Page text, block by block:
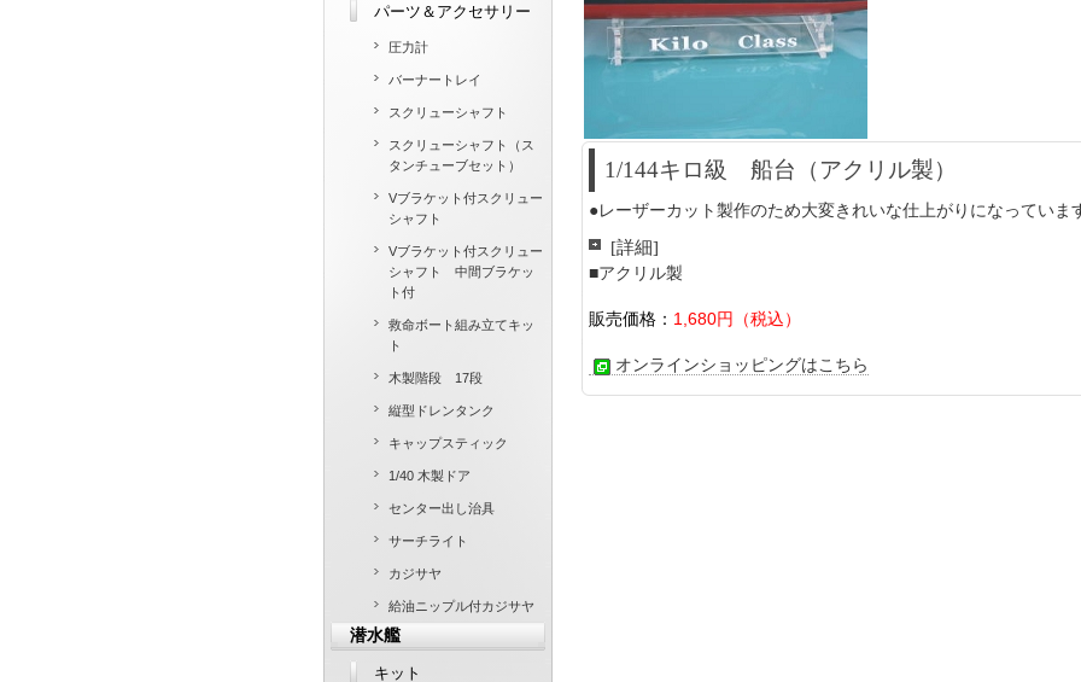
1/144キロ級 船台（アクリル製）
●レーザーカット製作のため大変きれいな仕上がりになっていま
[詳細]
■アクリル製
販売価格： 1,680円（税込）
オンラインショッピングはこちら
パーツ＆アクセサリー
圧力計
バーナートレイ
スクリューシャフト
スクリューシャフト（ス
タンチューブセット）
Vブラケット付スクリュー
シャフト
Vブラケット付スクリュー
シャフト 中間ブラケッ
ト付
救命ボート組み立てキッ
ト
木製階段 17段
縦型ドレンタンク
キャップスティック
1/40 木製ドア
センター出し治具
サーチライト
カジサヤ
給油ニップル付カジサヤ
潜水艦
キット